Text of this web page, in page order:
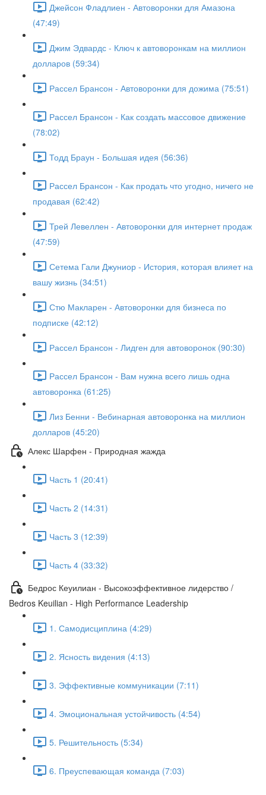
Джейсон Фладлиен - Автоворонки для Амазона
(47:49)
Джим Эдвардс - Ключ к автоворонкам на миллион
долларов (59:34)
Рассел Брансон - Автоворонки для дожима (75:51)
Рассел Брансон - Как создать массовое движение
(78:02)
Тодд Браун - Большая идея (56:36)
Рассел Брансон - Как продать что угодно, ничего не
продавая (62:42)
Трей Левеллен - Автоворонки для интернет продаж
(47:59)
Сетема Гали Джуниор - История, которая влияет на
вашу жизнь (34:51)
Стю Макларен - Автоворонки для бизнеса по
подписке (42:12)
Рассел Брансон - Лидген для автоворонок (90:30)
Рассел Брансон - Вам нужна всего лишь одна
автоворонка (61:25)
Лиз Бенни - Вебинарная автоворонка на миллион
долларов (45:20)
Алекс Шарфен - Природная жажда
Часть 1 (20:41)
Часть 2 (14:31)
Часть 3 (12:39)
Часть 4 (33:32)
Бедрос Кеуилиан - Высокоэффективное лидерство /
Bedros Keuilian - High Performance Leadership
1. Самодисциплина (4:29)
2. Ясность видения (4:13)
3. Эффективные коммуникации (7:11)
4. Эмоциональная устойчивость (4:54)
5. Решительность (5:34)
6. Преуспевающая команда (7:03)